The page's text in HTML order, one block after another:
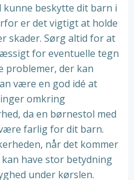
beskytte dit barn i
er det vigtigt at holde
skader. Sørg altid for at
for eventuelle tegn
problemer, der kan
være en god idé at
omkring
da en børnestol med
farlig for dit barn.
når det kommer
have stor betydning
under kørslen.